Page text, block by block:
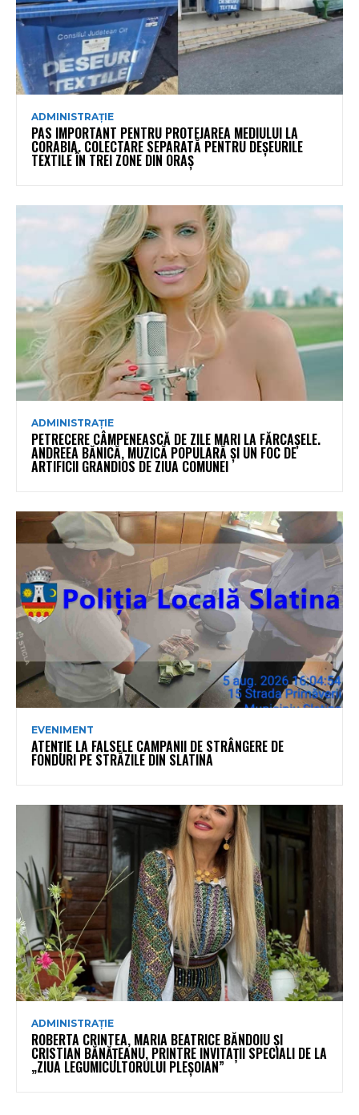
ADMINISTRAȚIE
PAS IMPORTANT PENTRU PROTEJAREA MEDIULUI LA
CORABIA. COLECTARE SEPARATĂ PENTRU DEȘEURILE
TEXTILE ÎN TREI ZONE DIN ORAȘ
ADMINISTRAȚIE
PETRECERE CÂMPENEASCĂ DE ZILE MARI LA FĂRCAȘELE.
ANDREEA BĂNICĂ, MUZICĂ POPULARĂ ȘI UN FOC DE
ARTIFICII GRANDIOS DE ZIUA COMUNEI
EVENIMENT
ATENȚIE LA FALSELE CAMPANII DE STRÂNGERE DE
FONDURI PE STRĂZILE DIN SLATINA
ADMINISTRAȚIE
ROBERTA CRINTEA, MARIA BEATRICE BĂNDOIU ȘI
CRISTIAN BĂNĂȚEANU, PRINTRE INVITAȚII SPECIALI DE LA
„ZIUA LEGUMICULTORULUI PLEȘOIAN”